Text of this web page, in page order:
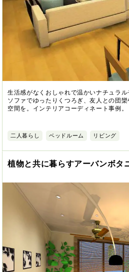
生活感がなくおしゃれで温かいナチュラ
ソファでゆったりくつろぎ、友人との団
空間を。インテリアコーディネート事例。
二人暮らし ベッドルーム リビング
植物と共に暮らすアーバンボタ